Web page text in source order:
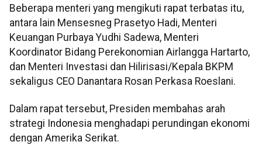
Beberapa menteri yang mengikuti rapat terbatas itu,
antara lain Mensesneg Prasetyo Hadi, Menteri
Keuangan Purbaya Yudhi Sadewa, Menteri
Koordinator Bidang Perekonomian Airlangga Hartarto,
dan Menteri Investasi dan Hilirisasi/Kepala BKPM
sekaligus CEO Danantara Rosan Perkasa Roeslani.
Dalam rapat tersebut, Presiden membahas arah
strategi Indonesia menghadapi perundingan ekonomi
dengan Amerika Serikat.